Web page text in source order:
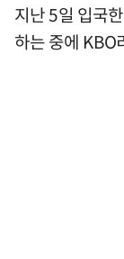
지난 5일 입국
하는 중에 KBO